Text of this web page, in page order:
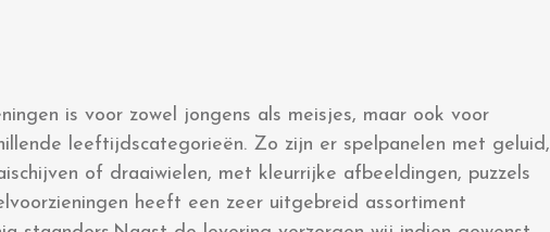
is voor zowel jongens als meisjes, maar ook voor
leeftijdscategorieën. Zo zijn er spelpanelen met geluid,
of draaiwielen, met kleurrijke afbeeldingen, puzzels
heeft een zeer uitgebreid assortiment